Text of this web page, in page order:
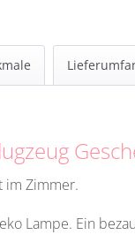
im Zimmer.
Lampe. Ein